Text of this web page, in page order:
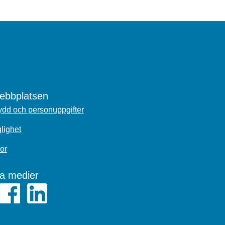
och personuppgifter
medier